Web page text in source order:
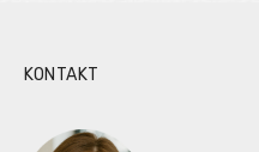
KONTAKT